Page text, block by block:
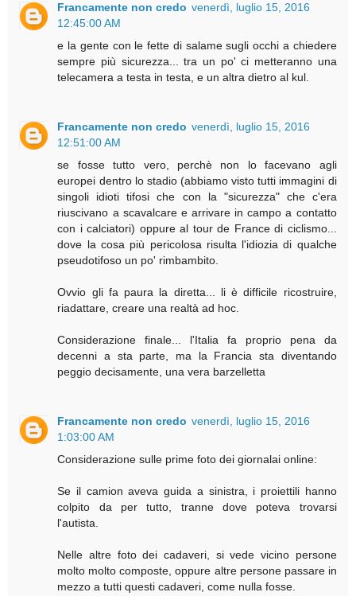
Francamente non credo venerdì, luglio 15, 2016
12:45:00 AM
e la gente con le fette di salame sugli occhi a chiedere
sempre più sicurezza... tra un po' ci metteranno una
telecamera a testa in testa, e un altra dietro al kul.
Francamente non credo venerdì, luglio 15, 2016
12:51:00 AM
se fosse tutto vero, perchè non lo facevano agli
europei dentro lo stadio (abbiamo visto tutti immagini di
singoli idioti tifosi che con la "sicurezza" che c'era
riuscivano a scavalcare e arrivare in campo a contatto
con i calciatori) oppure al tour de France di ciclismo...
dove la cosa più pericolosa risulta l'idiozia di qualche
pseudotifoso un po' rimbambito.
Ovvio gli fa paura la diretta... li è difficile ricostruire,
riadattare, creare una realtà ad hoc.
Considerazione finale... l'Italia fa proprio pena da
decenni a sta parte, ma la Francia sta diventando
peggio decisamente, una vera barzelletta
Francamente non credo venerdì, luglio 15, 2016
1:03:00 AM
Considerazione sulle prime foto dei giornalai online:
Se il camion aveva guida a sinistra, i proiettili hanno
colpito da per tutto, tranne dove poteva trovarsi
l'autista.
Nelle altre foto dei cadaveri, si vede vicino persone
molto molto composte, oppure altre persone passare in
mezzo a tutti questi cadaveri, come nulla fosse.